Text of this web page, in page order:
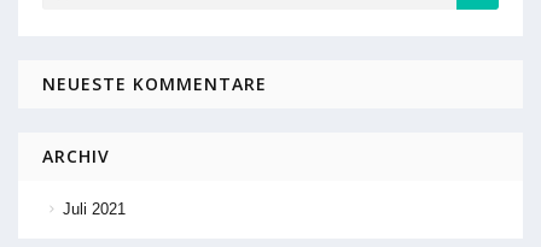
NEUESTE KOMMENTARE
ARCHIV
Juli 2021